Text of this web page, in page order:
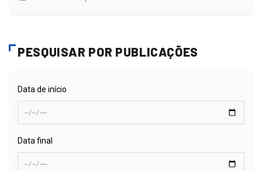
PESQUISAR POR PUBLICAÇÕES
Data de início
Data final